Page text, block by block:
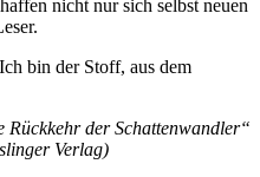
nicht nur sich selbst neuen
bin der Stoff, aus dem
Rückkehr der Schattenwandler“
Verlag)